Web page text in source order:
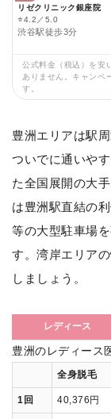
リゼクリニック銀座院
⭐4.2／5.0
渋谷駅徒歩3分
公式料金（税込）を安
ありません。キャンペ
す。
豊洲エリアは駅
ついでに通いや
た全国展開の大
は豊洲駅直結の
等の大型駐車場
す。湾岸エリア
しましょう。
レディース
豊洲のレディース
全身脱毛
1回 40,376円